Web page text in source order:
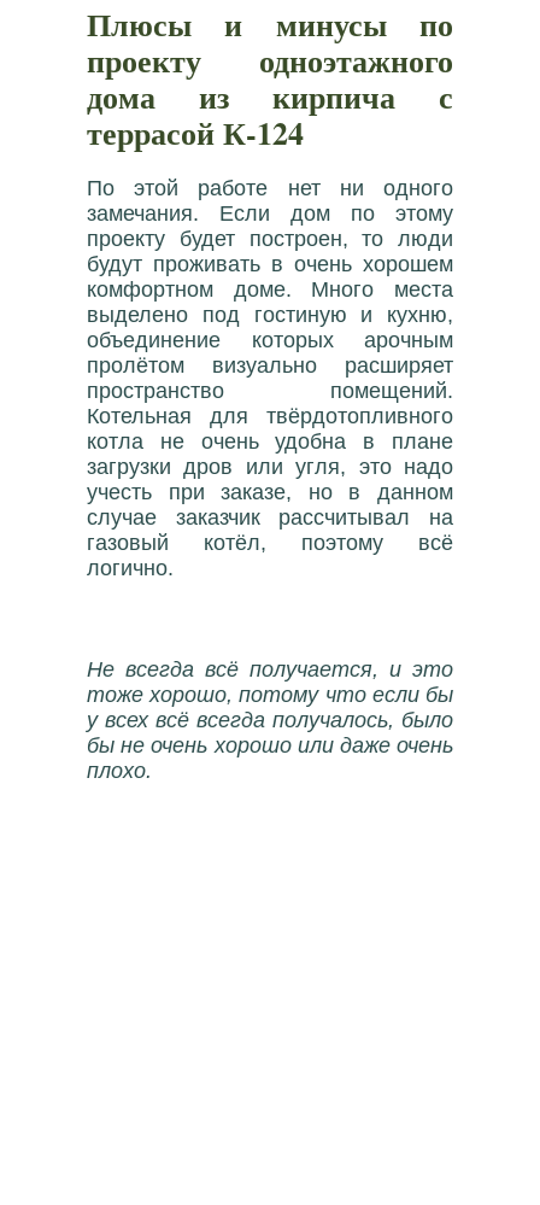
Плюсы и минусы по
проекту одноэтажного
дома из кирпича с
террасой К-124
По этой работе нет ни одного
замечания. Если дом по этому
проекту будет построен, то люди
будут проживать в очень хорошем
комфортном доме. Много места
выделено под гостиную и кухню,
объединение которых арочным
пролётом визуально расширяет
пространство помещений.
Котельная для твёрдотопливного
котла не очень удобна в плане
загрузки дров или угля, это надо
учесть при заказе, но в данном
случае заказчик рассчитывал на
газовый котёл, поэтому всё
логично.
Не всегда всё получается, и это
тоже хорошо, потому что если бы
у всех всё всегда получалось, было
бы не очень хорошо или даже очень
плохо.